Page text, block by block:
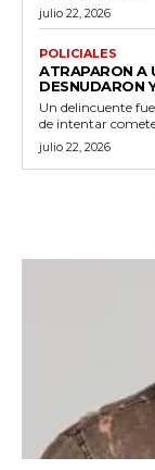
julio 22, 2026
POLICIALES
ATRAPARON A
DESNUDARON
Un delincuente
de intentar
julio 22, 2026